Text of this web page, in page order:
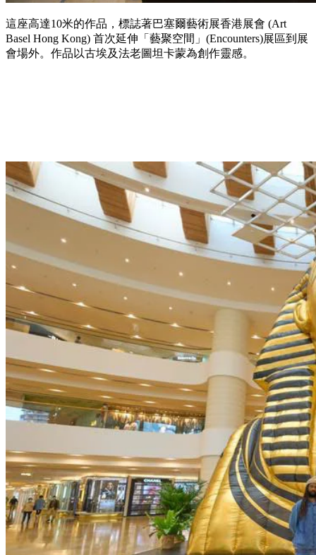
這座高達10米的作品，標誌著巴塞爾藝術展香港展會 (Art
Basel Hong Kong) 首次延伸「藝聚空間」(Encounters)展區到展
會場外。作品以古埃及法老圖坦卡蒙為創作靈感。